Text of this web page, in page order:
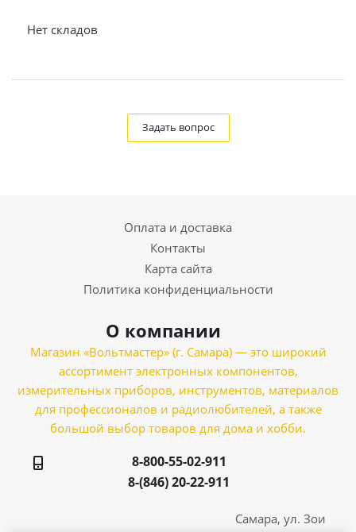
Нет складов
Задать вопрос
Оплата и доставка
Контакты
Карта сайта
Политика конфиденциальности
О компании
Магазин «Вольтмастер» (г. Самара) — это широкий
ассортимент электронных компонентов,
измерительных приборов, инструментов, материалов
для профессионалов и радиолюбителей, а также
большой выбор товаров для дома и хобби.
8-800-55-02-911
8-(846) 20-22-911
Самара, ул. Зои